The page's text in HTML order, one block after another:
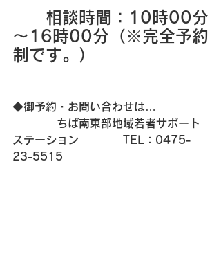
相談時間：10時00分
～16時00分（※完全予約
制です。）
◆御予約・お問い合わせは…
ちば南東部地域若者サポート
ステーション　　　　TEL：0475-
23-5515